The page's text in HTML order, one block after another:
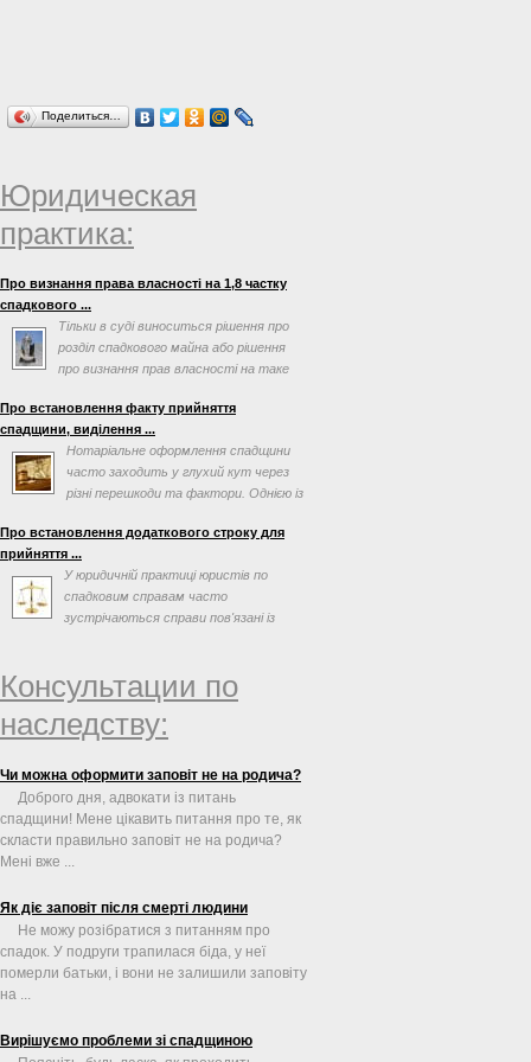
змінами та доповненнями),
НАКАЗУЮ:
Поделиться…
Юридическая
практика:
Про визнання права власності на 1,8 частку
спадкового ...
Тільки в суді виноситься рішення про
розділ спадкового майна або рішення
про визнання прав власності на таке
Про встановлення факту прийняття
спадщини, виділення ...
Нотаріальне оформлення спадщини
часто заходить у глухий кут через
різні перешкоди та фактори. Однією із
Про встановлення додаткового строку для
прийняття ...
У юридичній практиці юристів по
спадковим справам часто
зустрічаються справи пов'язані із
Консультации по
наследству:
Чи можна оформити заповіт не на родича?
Доброго дня, адвокати із питань
спадщини! Мене цікавить питання про те, як
скласти правильно заповіт не на родича?
Мені вже ...
Як діє заповіт після смерті людини
Не можу розібратися з питанням про
спадок. У подруги трапилася біда, у неї
померли батьки, і вони не залишили заповіту
на ...
Вирішуємо проблеми зі спадщиною